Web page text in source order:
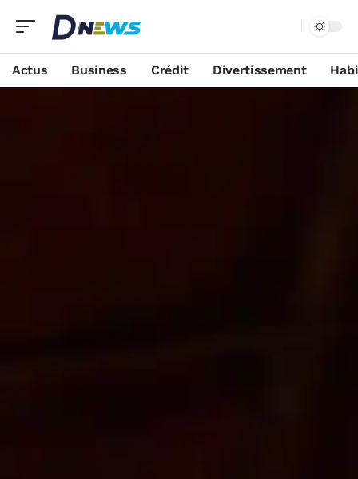
Actus Business Crédit Divertissement